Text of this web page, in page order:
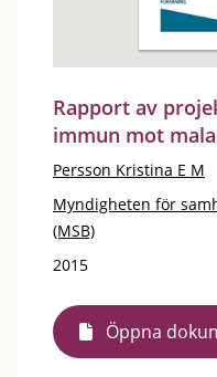
Rapport av
immun mot
Persson Kristina E M
Myndigheten för
(MSB)
2015
Öppna